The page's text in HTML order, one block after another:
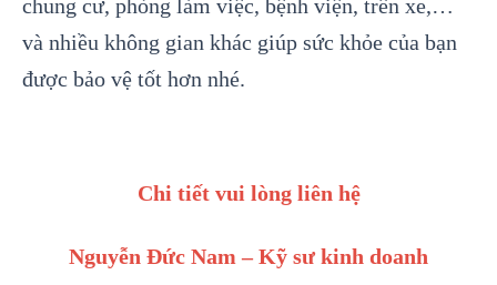
chung cư, phòng làm việc, bệnh viện, trên xe,…
và nhiều không gian khác giúp sức khỏe của bạn
được bảo vệ tốt hơn nhé.
Chi tiết vui lòng liên hệ
Nguyễn Đức Nam – Kỹ sư kinh doanh